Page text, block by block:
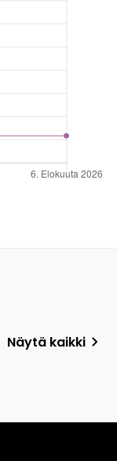
Näytä kaikki